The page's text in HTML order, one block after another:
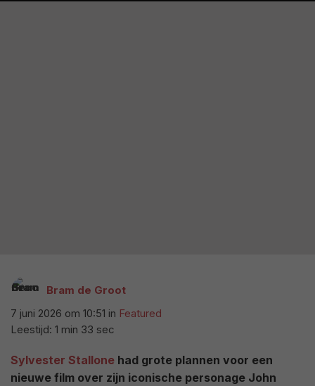
Bram de Groot
7 juni 2026 om 10:51 in Featured
Leestijd: 1 min 33 sec
Sylvester Stallone had grote plannen voor een
nieuwe film over zijn iconische personage John